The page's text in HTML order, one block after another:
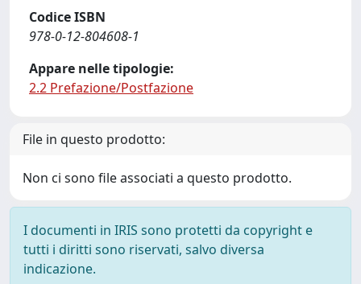
Codice ISBN
978-0-12-804608-1
Appare nelle tipologie:
2.2 Prefazione/Postfazione
File in questo prodotto:
Non ci sono file associati a questo prodotto.
I documenti in IRIS sono protetti da copyright e
tutti i diritti sono riservati, salvo diversa
indicazione.